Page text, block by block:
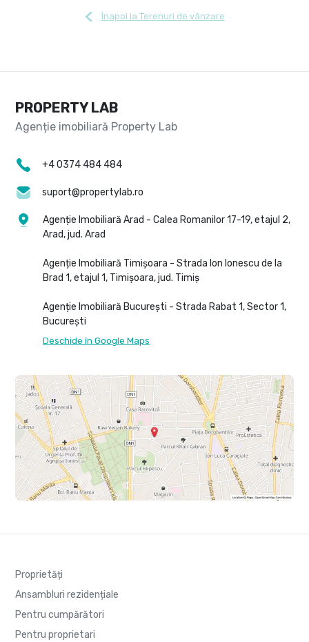
Înapoi la Terenuri de vânzare
PROPERTY LAB
+4 0374 484 484
suport@propertylab.ro
Agenție Imobiliară Arad - Calea Romanilor 17-19, etajul 2,
Arad, jud. Arad
Agenție Imobiliară Timișoara - Strada Ion Ionescu de la
Brad 1, etajul 1, Timișoara, jud. Timiș
Agenție Imobiliară București - Strada Rabat 1, Sector 1,
București
Deschide în Google Maps
Proprietăți
Ansambluri rezidențiale
Pentru cumpărători
Pentru proprietari